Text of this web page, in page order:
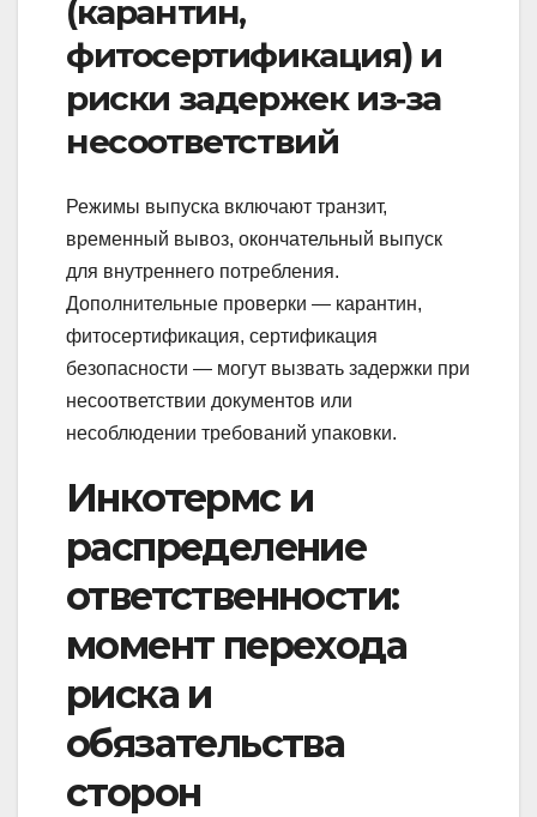
(карантин,
фитосертификация) и
риски задержек из‑за
несоответствий
Режимы выпуска включают транзит,
временный вывоз, окончательный выпуск
для внутреннего потребления.
Дополнительные проверки — карантин,
фитосертификация, сертификация
безопасности — могут вызвать задержки при
несоответствии документов или
несоблюдении требований упаковки.
Инкотермс и
распределение
ответственности:
момент перехода
риска и
обязательства
сторон